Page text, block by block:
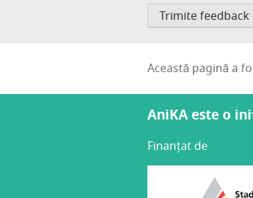
Această pagină a
AniKA este o
Finanțat de